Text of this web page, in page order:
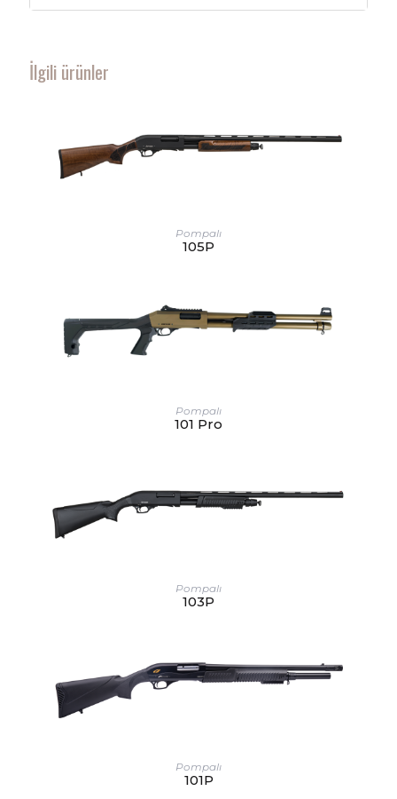
İlgili ürünler
Pompalı
105P
Pompalı
101 Pro
Pompalı
103P
Pompalı
101P